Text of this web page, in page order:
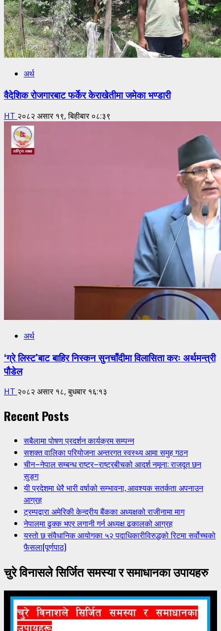
अर्थ
वैदेशिक रोजगारबाट फर्केर केराखेतीमा जमेका भण्डारी
HT २०८२ असार १९, बिहीबार ०८:३९
अर्थ
‘ग्रे लिस्ट’बाट बाहिर निस्कन सुनचाँदीमा विलासिता करः अर्थमन्त्री
पौडेल
HT २०८२ असार १८, बुधबार १६:१३
Recent Posts
सबैलामा पोषण प्रदर्शन कार्यक्रम सम्पन्न
सशक्त वालिका परियोजना अन्तरगत स्वस्थ्य आमा समुह गठन
चीन–नेपाल सम्बन्ध राष्ट्र–राष्ट्रबीचको आदर्श नमूना: राजदूत छन
सुङ्ग
यी प्रदेशमा धेरै भारी वर्षाको सम्भावना, आवश्यक सतर्कता अपनाउन
आग्रह
ट्रम्पद्वारा अमेरिकी केन्द्रीय बैंकका अध्यक्षको राजीनामा माग
नेपालमा ढुक्क भएर लगानी गर्न अध्यक्ष ढकालको आग्रह
यस्तो छ संवैधानिक आयोगका ५२ पदाधिकारीविरुद्धको रिटमा सर्वोच्चको
फैसला(पूर्णपाठ)
चुरे विनासले सिर्जित समस्या र समाधानका उपायहरु